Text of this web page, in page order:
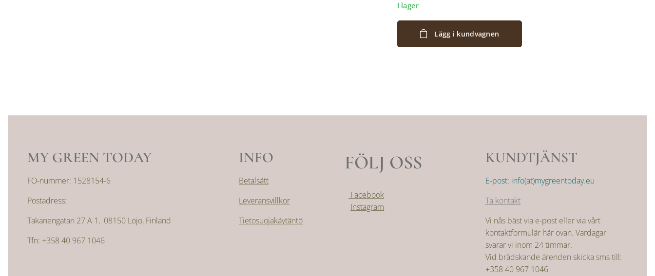
I lager
Lägg i kundvagnen
MY GREEN TODAY
FO-nummer: 1528154-6
Postadress:
Takanengatan 27 A 1, 08150 Lojo, Finland
Tfn: +358 40 967 1046
INFO
Betalsätt
Leveransvillkor
Tietosuojakäytäntö
FÖLJ OSS
Facebook
Instagram
KUNDTJÄNST
E-post: info(at)mygreentoday.eu
Ta kontakt
Vi nås bäst via e-post eller via vårt
kontaktformulär här ovan. Vardagar
svarar vi inom 24 timmar.
Vid brådskande ärenden skicka sms till:
+358 40 967 1046